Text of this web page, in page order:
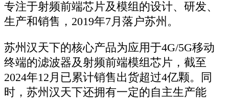
专注于射频前端芯片及模组的设计、研发、
生产和销售，2019年7月落户苏州。
苏州汉天下的核心产品为应用于4G/5G移动
终端的滤波器及射频前端模组芯片，截至
2024年12月已累计销售出货超过4亿颗。同
时，苏州汉天下还拥有一定的自主生产能